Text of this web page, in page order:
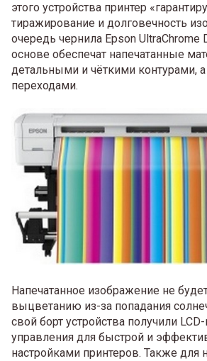
этого устройства принтер
тиражирование и долговечность
очередь чернила Epson UltraChrome
основе обеспечат напечатанные
детальными и чёткими контурами,
переходами.
Напечатанное изображение не
выцветанию из-за попадания
свой борт устройства получили
управления для быстрой и
настройками принтеров. Также для